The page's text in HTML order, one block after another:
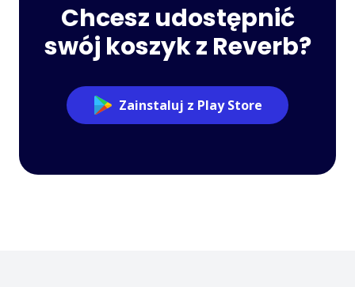
Chcesz udostępnić
swój koszyk z Reverb?
Zainstaluj z Play Store